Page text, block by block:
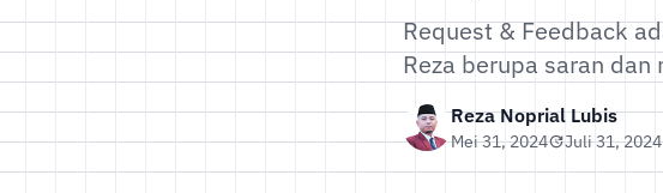
Request & Feedback
Reza berupa saran
Reza Noprial Lubis
Mei 31, 2024 Juli 31, 2024